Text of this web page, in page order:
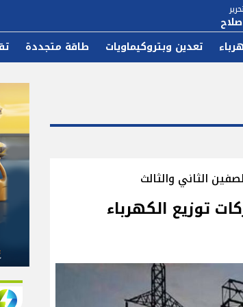
تعدين وبتروكيماويات طاقة متجددة
الثاني والثالث
توزيع الكهرباء